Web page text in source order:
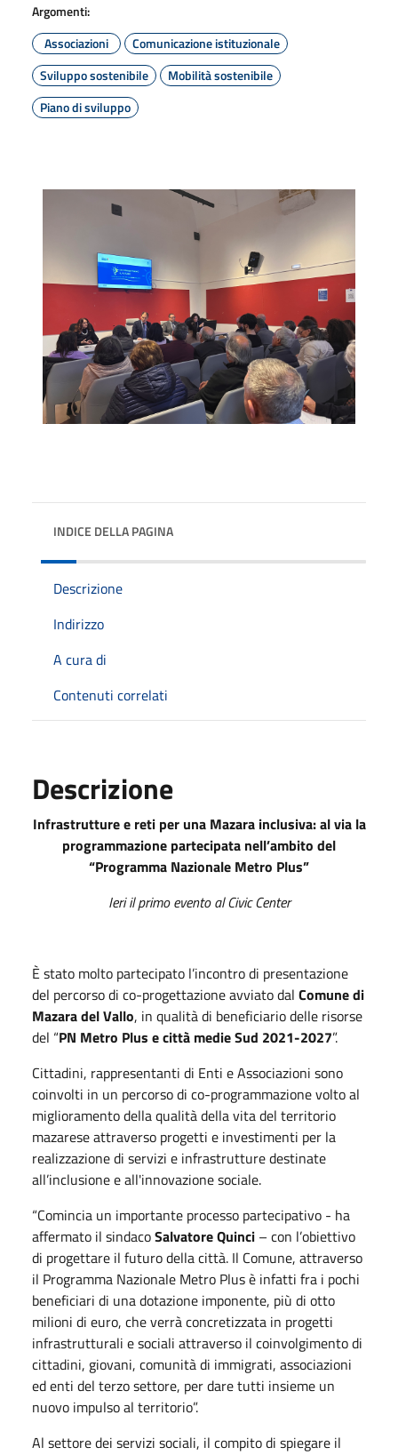
Argomenti:
Associazioni
Comunicazione istituzionale
Sviluppo sostenibile
Mobilità sostenibile
Piano di sviluppo
INDICE DELLA PAGINA
Descrizione
Indirizzo
A cura di
Contenuti correlati
Descrizione
Infrastrutture e reti per una Mazara inclusiva: al via la
programmazione partecipata nell’ambito del
“Programma Nazionale Metro Plus”
Ieri il primo evento al Civic Center
È stato molto partecipato l’incontro di presentazione
del percorso di co-progettazione avviato dal Comune di
Mazara del Vallo, in qualità di beneficiario delle risorse
del “PN Metro Plus e città medie Sud 2021-2027”.
Cittadini, rappresentanti di Enti e Associazioni sono
coinvolti in un percorso di co-programmazione volto al
miglioramento della qualità della vita del territorio
mazarese attraverso progetti e investimenti per la
realizzazione di servizi e infrastrutture destinate
all’inclusione e all'innovazione sociale.
“Comincia un importante processo partecipativo - ha
affermato il sindacoSalvatore Quinci – con l’obiettivo
di progettare il futuro della città. Il Comune, attraverso
il Programma Nazionale Metro Plus è infatti fra i pochi
beneficiari di una dotazione imponente, più di otto
milioni di euro, che verrà concretizzata in progetti
infrastrutturali e sociali attraverso il coinvolgimento di
cittadini, giovani, comunità di immigrati, associazioni
ed enti del terzo settore, per dare tutti insieme un
nuovo impulso al territorio”.
Al settore dei servizi sociali, il compito di spiegare il